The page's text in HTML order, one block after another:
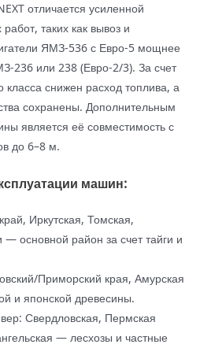
отличается усиленной
таких как вывоз и
ЯМЗ-536 с Евро-5 мощнее
236 или 238 (Евро-2/3). За счет
класса снижен расход топлива, а
сохранены. Дополнительным
является её совместимость с
до 6–8 м.
машин:
Иркутская, Томская,
— основной район за счет тайги и
Приморский края, Амурская
и японской древесины.
Свердловская, Пермская
— лесхозы и частные